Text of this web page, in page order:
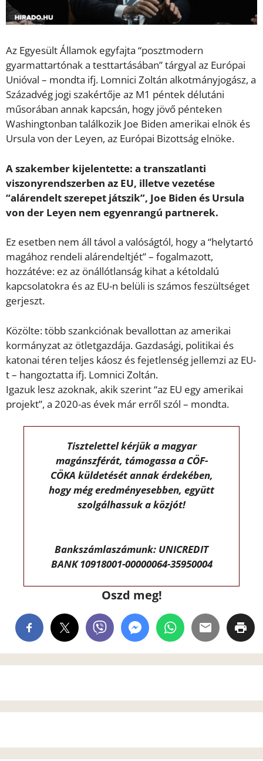
Az Egyesült Államok egyfajta “posztmodern
gyarmattartónak a testtartásában” tárgyal az Európai
Unióval – mondta ifj. Lomnici Zoltán alkotmányjogász, a
Századvég jogi szakértője az M1 péntek délutáni
műsorában annak kapcsán, hogy jövő pénteken
Washingtonban találkozik Joe Biden amerikai elnök és
Ursula von der Leyen, az Európai Bizottság elnöke.
A szakember kijelentette: a transzatlanti
viszonyrendszerben az EU, illetve vezetése
“alárendelt szerepet játszik”, Joe Biden és Ursula
von der Leyen nem egyenrangú partnerek.
Ez esetben nem áll távol a valóságtól, hogy a “helytartó
magához rendeli alárendeltjét” – fogalmazott,
hozzátéve: ez az önállótlanság kihat a kétoldalú
kapcsolatokra és az EU-n belüli is számos feszültséget
gerjeszt.
Közölte: több szankciónak bevallottan az amerikai
kormányzat az ötletgazdája. Gazdasági, politikai és
katonai téren teljes káosz és fejetlenség jellemzi az EU-
t – hangoztatta ifj. Lomnici Zoltán.
Igazuk lesz azoknak, akik szerint “az EU egy amerikai
projekt”, a 2020-as évek már erről szól – mondta.
Tisztelettel kérjük a magyar
magánszférát, támogassa a CÖF-
CÖKA küldetését annak érdekében,
hogy még eredményesebben, együtt
szolgálhassuk a közjót!
Bankszámlaszámunk: UNICREDIT
BANK 10918001-00000064-35950004
Oszd meg!